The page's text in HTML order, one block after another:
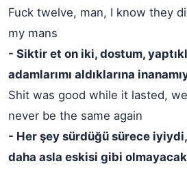
Fuck twelve, man, I know they
my mans
- Siktir et on iki, dostum,
adamlarımı aldıklarına
Shit was good while it lasted,
never be the same again
- Her şey sürdüğü sürece
daha asla eskisi gibi olmayacak